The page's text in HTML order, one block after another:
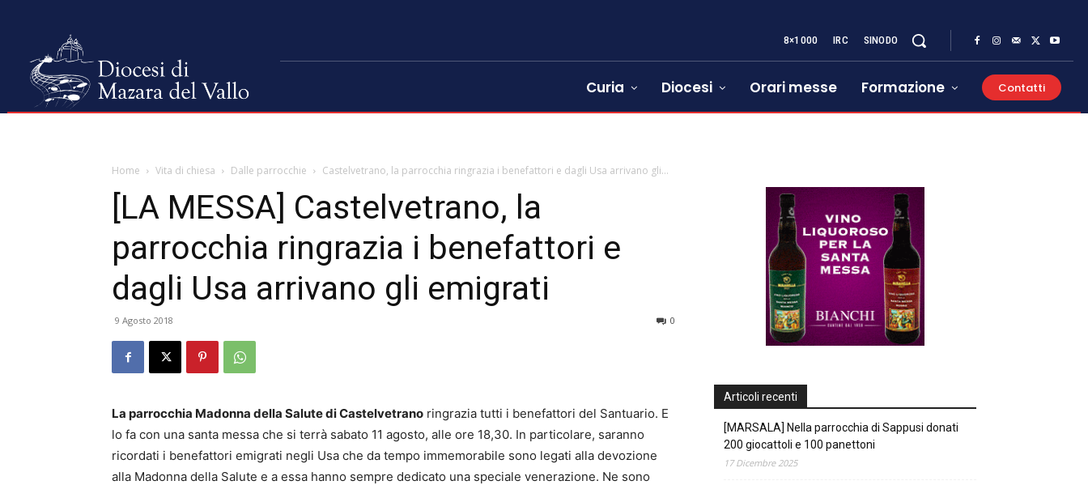
8×1000 IRC SINODO
Curia Diocesi Orari messe Formazione Contatti
Home Vita di chiesa Dalle parrocchie Castelvetrano, la parrocchia ringrazia i benefattori e dagli Usa arrivano gli...
[LA MESSA] Castelvetrano, la
parrocchia ringrazia i benefattori e
dagli Usa arrivano gli emigrati
9 Agosto 2018 0
La parrocchia Madonna della Salute di Castelvetrano ringrazia tutti i benefattori del Santuario. E
lo fa con una santa messa che si terrà sabato 11 agosto, alle ore 18,30. In particolare, saranno
ricordati i benefattori emigrati negli Usa che da tempo immemorabile sono legati alla devozione
alla Madonna della Salute e a essa hanno sempre dedicato una speciale venerazione. Ne sono
Articoli recenti
[MARSALA] Nella parrocchia di Sappusi donati
200 giocattoli e 100 panettoni
17 Dicembre 2025